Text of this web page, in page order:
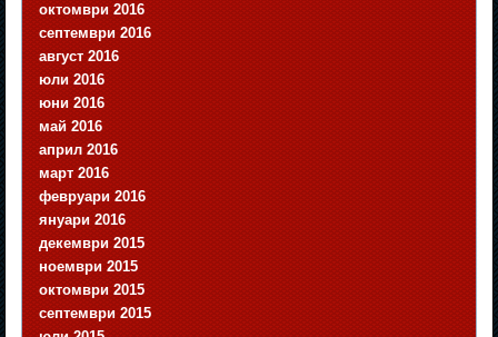
октомври 2016
септември 2016
август 2016
юли 2016
юни 2016
май 2016
април 2016
март 2016
февруари 2016
януари 2016
декември 2015
ноември 2015
октомври 2015
септември 2015